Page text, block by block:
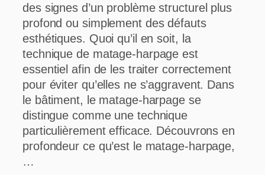
des signes d’un problème structurel plus
profond ou simplement des défauts
esthétiques. Quoi qu’il en soit, la
technique de matage-harpage est
essentiel afin de les traiter correctement
pour éviter qu’elles ne s’aggravent. Dans
le bâtiment, le matage-harpage se
distingue comme une technique
particulièrement efficace. Découvrons en
profondeur ce qu’est le matage-harpage,
…